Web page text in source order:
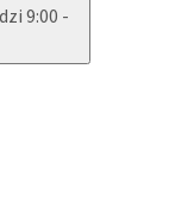
9:00 -